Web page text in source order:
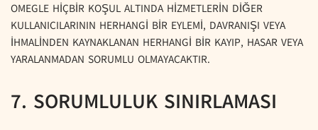
OMEGLE HİÇBİR KOŞUL ALTINDA HİZMETLERİN DİĞER
KULLANICILARININ HERHANGİ BİR EYLEMİ, DAVRANIŞI VEYA
İHMALİNDEN KAYNAKLANAN HERHANGİ BİR KAYIP, HASAR VEYA
YARALANMADAN SORUMLU OLMAYACAKTIR.
7. SORUMLULUK SINIRLAMASI